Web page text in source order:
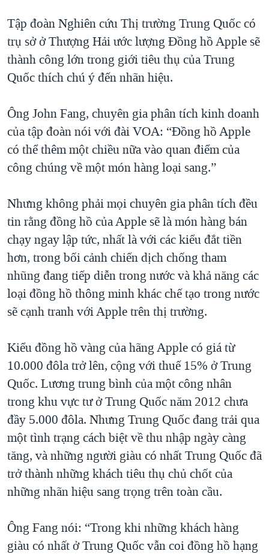
BÊN KIA QUỐC LỘ: TIẾNG VỌNG TỪ NÔNG THÔN MỸ
QUAN HỆ VIỆT MỸ
Tập đoàn Nghiên cứu Thị trường Trung Quốc có
trụ sở ở Thượng Hải ước lượng Đồng hồ Apple sẽ
thành công lớn trong giới tiêu thụ của Trung
Quốc thích chú ý đến nhãn hiệu.
Ông John Fang, chuyên gia phân tích kinh doanh
của tập đoàn nói với đài VOA: “Đồng hồ Apple
có thể thêm một chiều nữa vào quan điểm của
công chúng về một món hàng loại sang.”
Nhưng không phải mọi chuyên gia phân tích đều
tin rằng đồng hồ của Apple sẽ là món hàng bán
chạy ngay lập tức, nhất là với các kiểu đắt tiền
hơn, trong bối cảnh chiến dịch chống tham
nhũng đang tiếp diễn trong nước và khả năng các
loại đồng hồ thông minh khác chế tạo trong nước
sẽ cạnh tranh với Apple trên thị trường.
Kiểu đồng hồ vàng của hãng Apple có giá từ
10.000 đôla trở lên, cộng với thuế 15% ở Trung
Quốc. Lương trung bình của một công nhân
trong khu vực tư ở Trung Quốc năm 2012 chưa
đầy 5.000 đôla. Nhưng Trung Quốc đang trải qua
một tình trạng cách biệt về thu nhập ngày càng
tăng, và những người giàu có nhất Trung Quốc đã
trở thành những khách tiêu thụ chủ chốt của
những nhãn hiệu sang trọng trên toàn cầu.
Ông Fang nói: “Trong khi những khách hàng
giàu có nhất ở Trung Quốc vẫn coi đồng hồ hạng